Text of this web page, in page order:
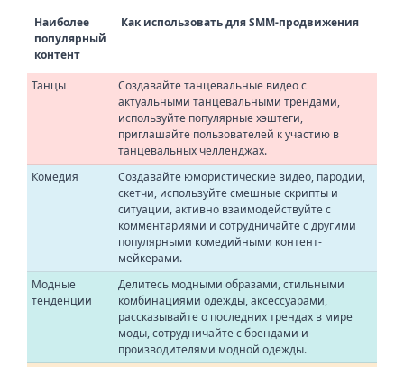
Наиболее
популярный
контент
Как использовать для SMM-продвижения
Танцы
Создавайте танцевальные видео с
актуальными танцевальными трендами,
используйте популярные хэштеги,
приглашайте пользователей к участию в
танцевальных челленджах.
Комедия
Создавайте юмористические видео, пародии,
скетчи, используйте смешные скрипты и
ситуации, активно взаимодействуйте с
комментариями и сотрудничайте с другими
популярными комедийными контент-
мейкерами.
Модные
тенденции
Делитесь модными образами, стильными
комбинациями одежды, аксессуарами,
рассказывайте о последних трендах в мире
моды, сотрудничайте с брендами и
производителями модной одежды.